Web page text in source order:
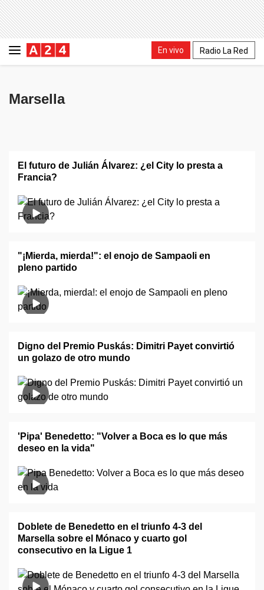
En vivo Radio La Red
Marsella
El futuro de Julián Álvarez: ¿el City lo presta a
Francia?
"¡Mierda, mierda!": el enojo de Sampaoli en
pleno partido
Digno del Premio Puskás: Dimitri Payet convirtió
un golazo de otro mundo
'Pipa' Benedetto: "Volver a Boca es lo que más
deseo en la vida"
Doblete de Benedetto en el triunfo 4-3 del
Marsella sobre el Mónaco y cuarto gol
consecutivo en la Ligue 1